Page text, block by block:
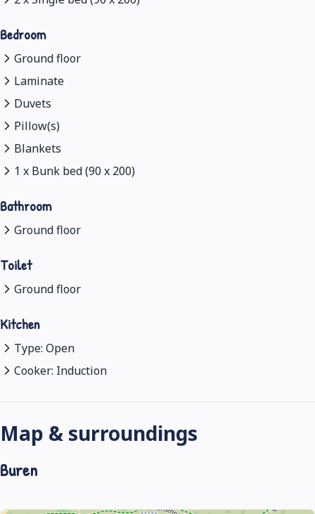
Bedroom
Ground floor
Laminate
Duvets
Pillow(s)
Blankets
1 x Bunk bed (90 x 200)
Bathroom
Ground floor
Toilet
Ground floor
Kitchen
Type: Open
Cooker: Induction
Map & surroundings
Buren